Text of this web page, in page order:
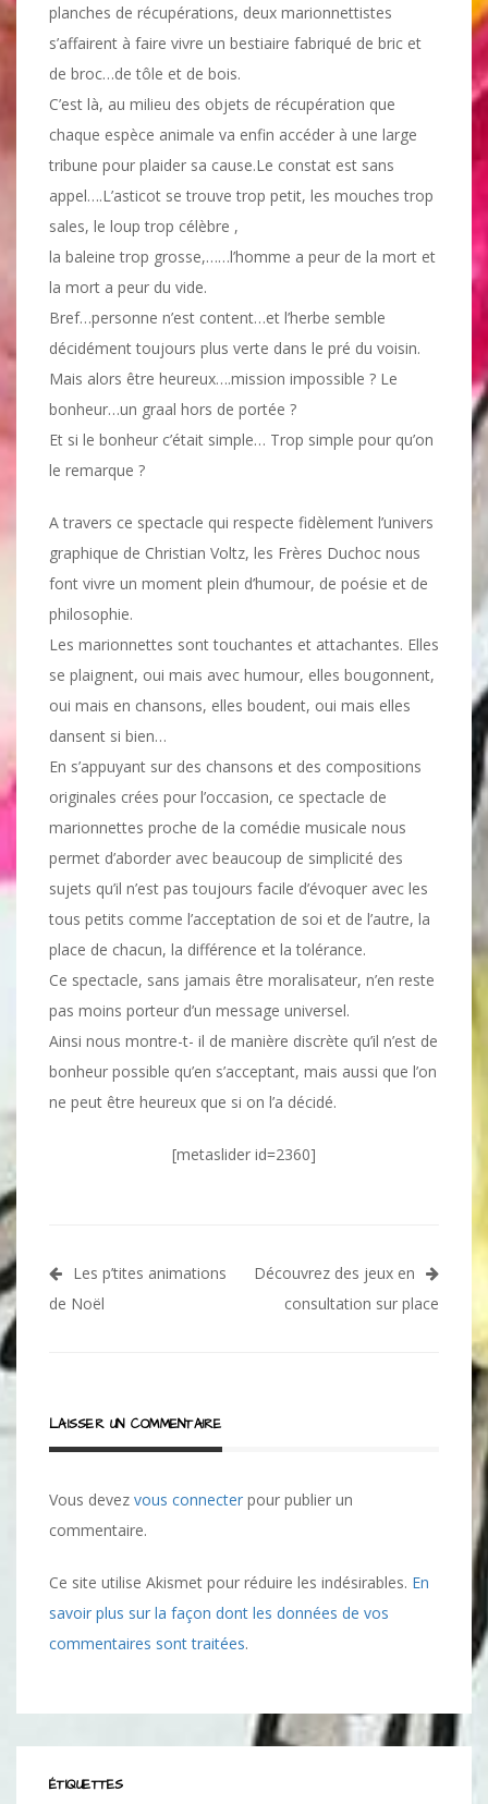
planches de récupérations, deux marionnettistes
s’affairent à faire vivre un bestiaire fabriqué de bric et
de broc…de tôle et de bois.
C’est là, au milieu des objets de récupération que
chaque espèce animale va enfin accéder à une large
tribune pour plaider sa cause.Le constat est sans
appel….L’asticot se trouve trop petit, les mouches trop
sales, le loup trop célèbre ,
la baleine trop grosse,……l’homme a peur de la mort et
la mort a peur du vide.
Bref…personne n’est content…et l’herbe semble
décidément toujours plus verte dans le pré du voisin.
Mais alors être heureux….mission impossible ? Le
bonheur…un graal hors de portée ?
Et si le bonheur c’était simple… Trop simple pour qu’on
le remarque ?
A travers ce spectacle qui respecte fidèlement l’univers
graphique de Christian Voltz, les Frères Duchoc nous
font vivre un moment plein d’humour, de poésie et de
philosophie.
Les marionnettes sont touchantes et attachantes. Elles
se plaignent, oui mais avec humour, elles bougonnent,
oui mais en chansons, elles boudent, oui mais elles
dansent si bien…
En s’appuyant sur des chansons et des compositions
originales crées pour l’occasion, ce spectacle de
marionnettes proche de la comédie musicale nous
permet d’aborder avec beaucoup de simplicité des
sujets qu’il n’est pas toujours facile d’évoquer avec les
tous petits comme l’acceptation de soi et de l’autre, la
place de chacun, la différence et la tolérance.
Ce spectacle, sans jamais être moralisateur, n’en reste
pas moins porteur d’un message universel.
Ainsi nous montre-t- il de manière discrète qu’il n’est de
bonheur possible qu’en s’acceptant, mais aussi que l’on
ne peut être heureux que si on l’a décidé.
[metaslider id=2360]
Navigation
de
Les p’tites animations
de Noël
Découvrez des jeux en
consultation sur place
LAISSER UN COMMENTAIRE
Vous devez vous connecter pour publier un
commentaire.
Ce site utilise Akismet pour réduire les indésirables. En
savoir plus sur la façon dont les données de vos
commentaires sont traitées.
ÉTIQUETTES